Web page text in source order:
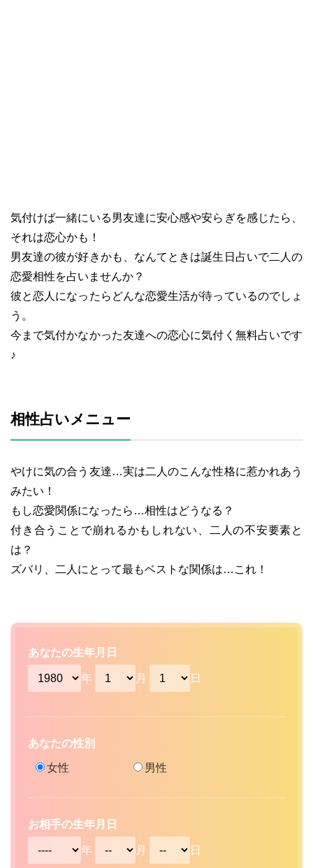
気付けば一緒にいる男友達に安心感や安らぎを感じたら、
それは恋心かも！
男友達の彼が好きかも、なんてときは誕生日占いで二人の
恋愛相性を占いませんか？
彼と恋人になったらどんな恋愛生活が待っているのでしょ
う。
今まで気付かなかった友達への恋心に気付く無料占いです
♪
相性占いメニュー
やけに気の合う友達…実は二人のこんな性格に惹かれあう
みたい！
もし恋愛関係になったら…相性はどうなる？
付き合うことで崩れるかもしれない、二人の不安要素と
は？
ズバリ、二人にとって最もベストな関係は…これ！
あなたの生年月日
年 月 日
あなたの性別
女性 男性
お相手の生年月日
年 月 日